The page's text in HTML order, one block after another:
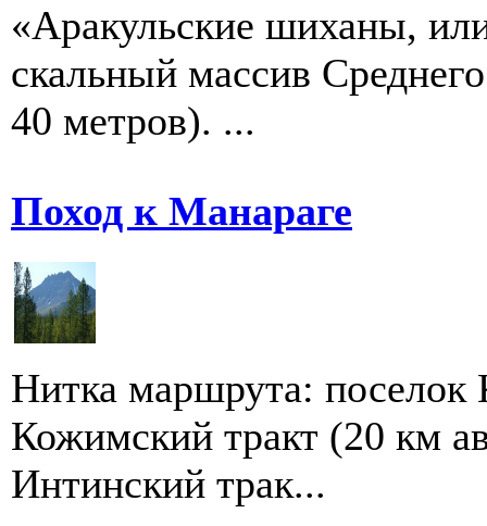
«Аракульские шиханы,
скальный массив
40 метров). ...
Поход к Манараге
Нитка маршрута:
Кожимский тракт (20 км
Интинский трак...